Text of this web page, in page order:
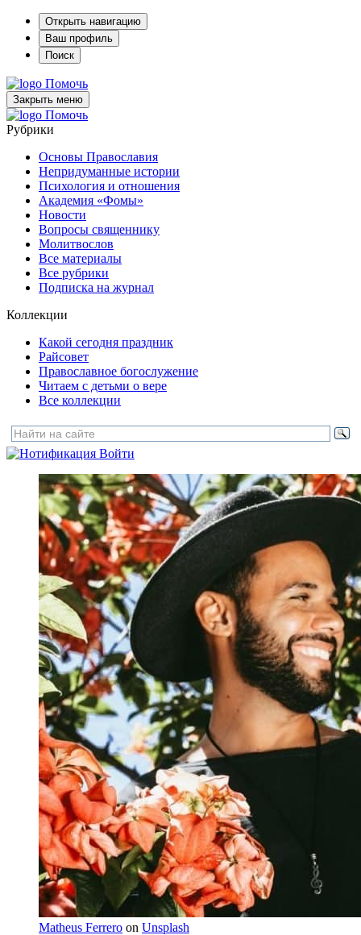
Открыть навигацию
Ваш профиль
Поиск
Помочь
Закрыть меню
Помочь
Рубрики
Основы Православия
Непридуманные истории
Психология и отношения
Академия «Фомы»
Новости
Вопросы священнику
Молитвослов
Все материалы
Все рубрики
Подписка на журнал
Коллекции
Какой сегодня праздник
Райсовет
Православное богослужение
Читаем с детьми о вере
Все коллекции
Войти
Matheus Ferrero on Unsplash